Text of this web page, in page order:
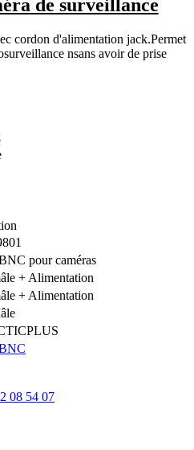
de surveillance
cordon d'alimentation jack.Permet
nsans avoir de prise
pour caméras
+ Alimentation
+ Alimentation
08 54 07